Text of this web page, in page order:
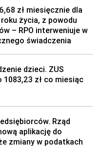
zł miesięcznie dla
życia, z powodu
– RPO interweniuje w
świadczenia
dzieci. ZUS
1083,23 zł co miesiąc
Rząd
aplikację do
zmiany w podatkach